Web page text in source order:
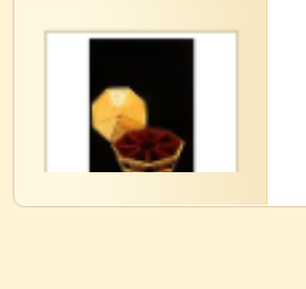
GM0001